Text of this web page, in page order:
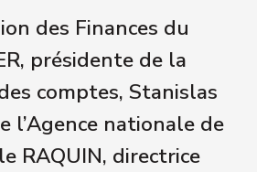
des Finances du
présidente de la
comptes, Stanislas
l’Agence nationale de
RAQUIN, directrice